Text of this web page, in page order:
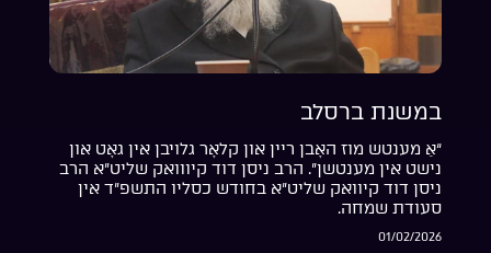
במשנת ברסלב
“אַ מענטש מוז האָבן ריין און קלאָר גלויבן אין גאָט און
נישט אין מענטשן”. הרב ניסן דוד קיווואק שליט”א הרב
ניסן דוד קיוואק שליט”א בחודש כסליו התשפ”ד אין
סעודת שמחה.
01/02/2026